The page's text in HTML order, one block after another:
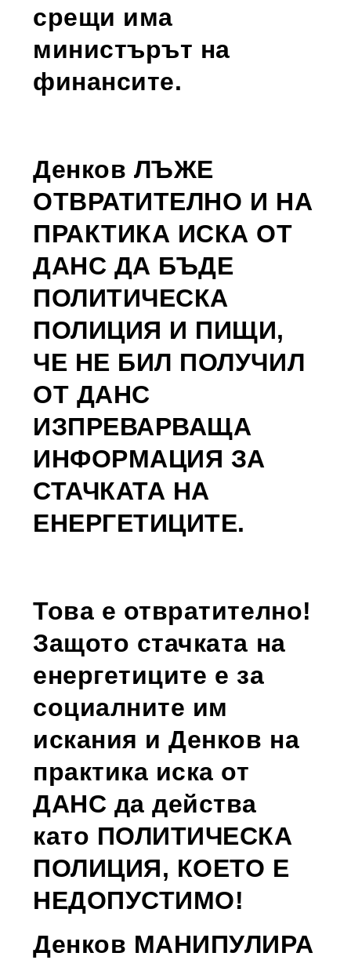
срещи има
министърът на
финансите.
Денков ЛЪЖЕ
ОТВРАТИТЕЛНО И НА
ПРАКТИКА ИСКА ОТ
ДАНС ДА БЪДЕ
ПОЛИТИЧЕСКА
ПОЛИЦИЯ И ПИЩИ,
ЧЕ НЕ БИЛ ПОЛУЧИЛ
ОТ ДАНС
ИЗПРЕВАРВАЩА
ИНФОРМАЦИЯ ЗА
СТАЧКАТА НА
ЕНЕРГЕТИЦИТЕ.
Това е отвратително!
Защото стачката на
енергетиците е за
социалните им
искания и Денков на
практика иска от
ДАНС да действа
като ПОЛИТИЧЕСКА
ПОЛИЦИЯ, КОЕТО Е
НЕДОПУСТИМО!
Денков МАНИПУЛИРА